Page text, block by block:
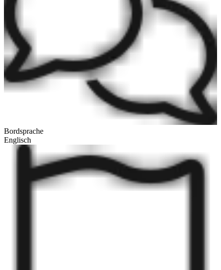
Bordsprache
Englisch